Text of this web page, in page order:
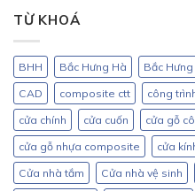
TỪ KHOÁ
BHH Bắc Hưng Hà Bắc
CAD
composite ctt công
cửa chính
cửa cuốn cửa gỗ
cửa gỗ nhựa composite
cửa
Cửa nhà tắm
Cửa nhà vệ sinh